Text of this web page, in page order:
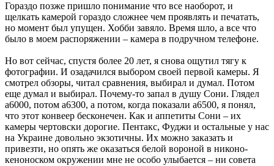
Гораздо позже пришло понимание что все наоборот, и
щелкать камерой гораздо сложнее чем проявлять и печатать,
но момент был упущен. Хобби завяло. Время шло, а все что
было в моем распоряжении – камера в подручном телефоне.
Но вот сейчас, спустя более 20 лет, я снова ощутил тягу к
фотографии. И озадачился выбором своей первой камеры. Я
смотрел обзоры, читал сравнения, выбирал и думал. Потом
еще думал и выбирал. Почему-то запал в душу Сони. Глядел
а6000, потом а6300, а потом, когда показали а6500, я понял,
что этот конвеер бесконечен. Как и аппетиты Сони – их
камеры чертовски дорогие. Пентакс, Фуджи и остальные у нас
на Украине довольно экзотичны. Их можно заказать и
привезти, но опять же оказаться белой вороной в никоно-
кеноноском окружении мне не особо улыбается – ни совета